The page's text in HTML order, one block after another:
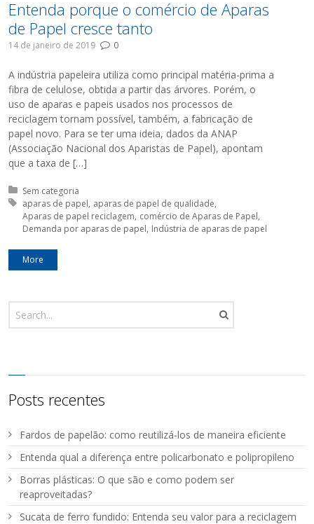
Entenda porque o comércio de Aparas
de Papel cresce tanto
14 de janeiro de 2019 0
A indústria papeleira utiliza como principal matéria-prima a
fibra de celulose, obtida a partir das árvores. Porém, o
uso de aparas e papeis usados nos processos de
reciclagem tornam possível, também, a fabricação de
papel novo. Para se ter uma ideia, dados da ANAP
(Associação Nacional dos Aparistas de Papel), apontam
que a taxa de […]
Posted in:
Sem categoria
Tagged with:
aparas de papel aparas de papel de qualidade
Aparas de papel reciclagem comércio de Aparas de Papel
Demanda por aparas de papel Indústria de aparas de papel
More
Posts recentes
Fardos de papelão: como reutilizá-los de maneira eficiente
Entenda qual a diferença entre policarbonato e polipropileno
Borras plásticas: O que são e como podem ser
reaproveitadas?
Sucata de ferro fundido: Entenda seu valor para a reciclagem